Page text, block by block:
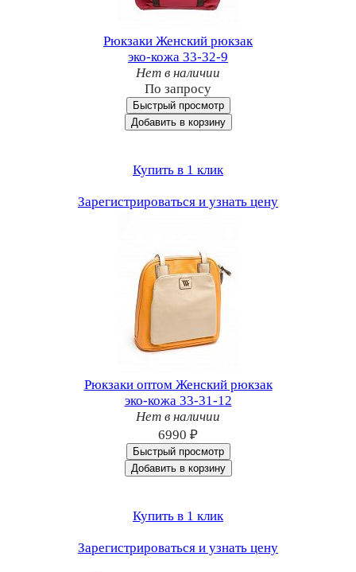
Рюкзаки Женский рюкзак
эко-кожа 33-32-9
Нет в наличии
По запросу
Быстрый просмотр
Добавить в корзину
Купить в 1 клик
Зарегистрироваться и узнать цену
Рюкзаки оптом Женский рюкзак
эко-кожа 33-31-12
Нет в наличии
6990 ₽
Быстрый просмотр
Добавить в корзину
Купить в 1 клик
Зарегистрироваться и узнать цену